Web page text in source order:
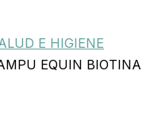
E HIGIENE
EQUIN BIOTINA